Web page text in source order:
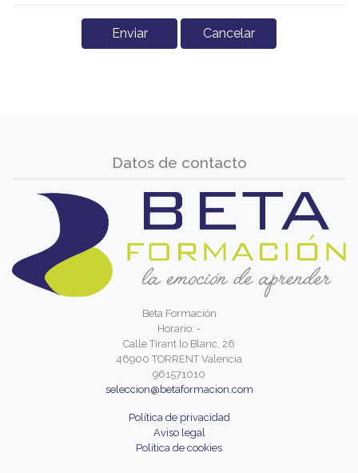
Datos de contacto
Beta Formación
Horario: -
Calle Tirant lo Blanc, 26
46900 TORRENT Valencia
961571010
seleccion@betaformacion.com
Política de privacidad
Aviso legal
Política de cookies